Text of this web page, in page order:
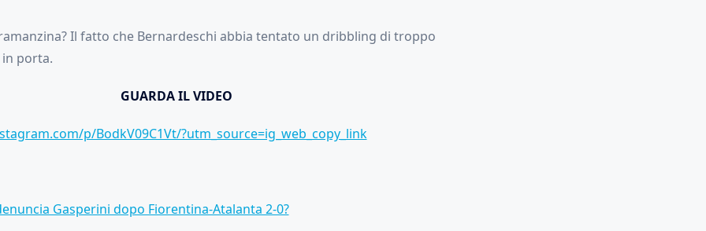
Il fatto che Bernardeschi abbia tentato un dribbling di troppo
porta.
GUARDA IL VIDEO
p/BodkV09C1Vt/?utm_source=ig_web_copy_link
Gasperini dopo Fiorentina-Atalanta 2-0?